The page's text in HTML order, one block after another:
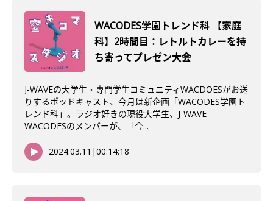
WACODES学園トレンド科 【家庭
科】2時間目：レトルトカレーを持
ち寄ってプレゼン大会
J-WAVEの大学生・専門学生コミュニティWACDOESがお送
りするポッドキャスト、今月は新企画「WACODES学園ト
レンド科」。ラジオ好きの現役大学生、J-WAVE
WACODESのメンバーが、「今...
2024.03.11 |00:14:18